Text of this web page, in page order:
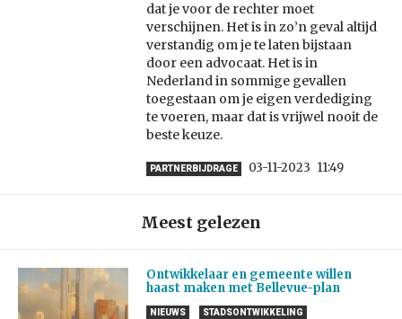
dat je voor de rechter moet
verschijnen. Het is in zo’n geval altijd
verstandig om je te laten bijstaan
door een advocaat. Het is in
Nederland in sommige gevallen
toegestaan om je eigen verdediging
te voeren, maar dat is vrijwel nooit de
beste keuze.
PARTNERBIJDRAGE 03-11-2023 11:49
Meest gelezen
Ontwikkelaar en gemeente willen
haast maken met Bellevue-plan
NIEUWS STADSONTWIKKELING